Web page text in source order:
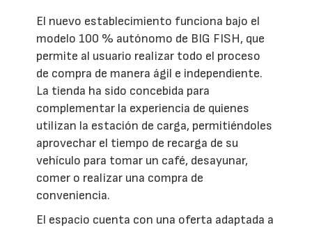
El nuevo establecimiento funciona bajo el
modelo 100 % autónomo de BIG FISH, que
permite al usuario realizar todo el proceso
de compra de manera ágil e independiente.
La tienda ha sido concebida para
complementar la experiencia de quienes
utilizan la estación de carga, permitiéndoles
aprovechar el tiempo de recarga de su
vehículo para tomar un café, desayunar,
comer o realizar una compra de
conveniencia.
El espacio cuenta con una oferta adaptada a